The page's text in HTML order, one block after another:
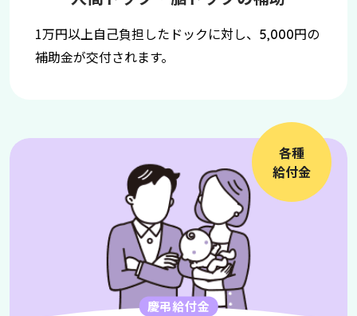
1万円以上自己負担したドックに対し、 5,000円の
補助金が交付されます。
各種
給付金
慶弔給付金